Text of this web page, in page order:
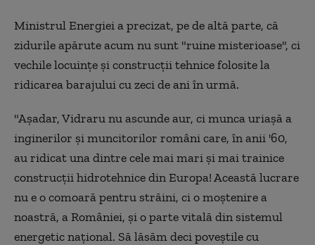
Ministrul Energiei a precizat, pe de altă parte, că
zidurile apărute acum nu sunt "ruine misterioase", ci
vechile locuinţe şi construcţii tehnice folosite la
ridicarea barajului cu zeci de ani în urmă.
"Aşadar, Vidraru nu ascunde aur, ci munca uriaşă a
inginerilor şi muncitorilor români care, în anii '60,
au ridicat una dintre cele mai mari şi mai trainice
construcţii hidrotehnice din Europa! Această lucrare
nu e o comoară pentru străini, ci o moştenire a
noastră, a României, şi o parte vitală din sistemul
energetic naţional. Să lăsăm deci poveştile cu